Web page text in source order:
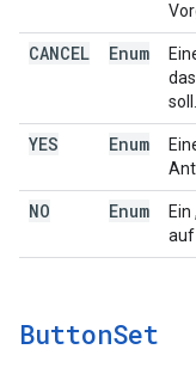
CANCEL Enum
soll.
YES Enum
NO Enum
auf
ButtonSet